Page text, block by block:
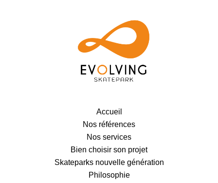
Accueil
Nos références
Nos services
Bien choisir son projet
Skateparks nouvelle génération
Philosophie